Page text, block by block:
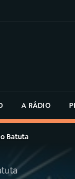
A RÁDIO
Batuta